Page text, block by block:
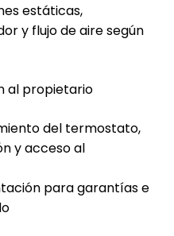
estáticas,
y flujo de aire según
al propietario
del termostato,
y acceso al
para garantías e